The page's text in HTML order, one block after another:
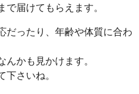
届けてもらえます。
だったり、年齢や体質に合わ
かも見かけます。
下さいね。